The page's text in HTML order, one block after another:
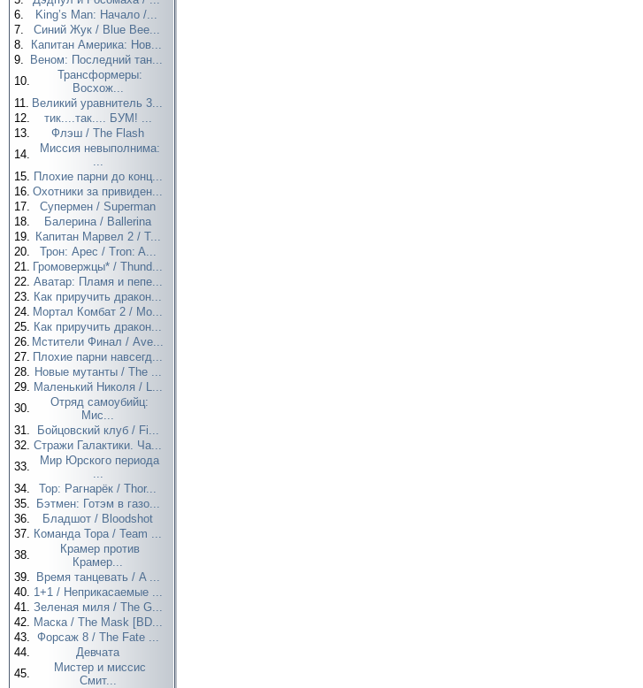
6.
King’s Man: Начало /...
7.
Синий Жук / Blue Bee...
8.
Капитан Америка: Нов...
9.
Веном: Последний тан...
10.
Трансформеры:
Восхож...
11. Великий уравнитель 3...
12.
тик....так.... БУМ! ...
13.
Флэш / The Flash
14.
Миссия невыполнима:
...
15. Плохие парни до конц...
16. Охотники за привиден...
17.
Супермен / Superman
18.
Балерина / Ballerina
19. Капитан Марвел 2 / T...
20.
Трон: Арес / Tron: A...
21. Громовержцы* / Thund...
22. Аватар: Пламя и пепе...
23. Как приручить дракон...
24. Мортал Комбат 2 / Mo...
25. Как приручить дракон...
26. Мстители Финал / Ave...
27. Плохие парни навсегд...
28. Новые мутанты / The ...
29. Маленький Николя / L...
30.
Отряд самоубийц:
Мис...
31.
Бойцовский клуб / Fi...
32. Стражи Галактики. Ча...
33.
Мир Юрского периода
...
34.
Тор: Рагнарёк / Thor...
35.
Бэтмен: Готэм в газо...
36.
Бладшот / Bloodshot
37. Команда Тора / Team ...
38.
Крамер против
Крамер...
39.
Время танцевать / A ...
40. 1+1 / Неприкасаемые ...
41. Зеленая миля / The G...
42. Маска / The Mask [BD...
43. Форсаж 8 / The Fate ...
44.
Девчата
45.
Мистер и миссис
Смит...